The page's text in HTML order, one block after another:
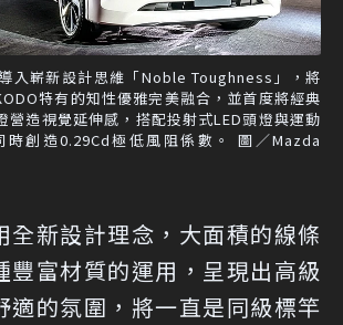
入嶄新設計思維「Noble Toughness」，將
特有的知性優雅完美融合，並首度將經典
營造視覺延伸感，搭配投射式LED頭燈與運動
創造0.29Cd極低風阻係數。 圖／Mazda
全新設計理念，大面積的線條
豐富材質的運用，呈現出高級
適的氛圍，將一直是同級標竿